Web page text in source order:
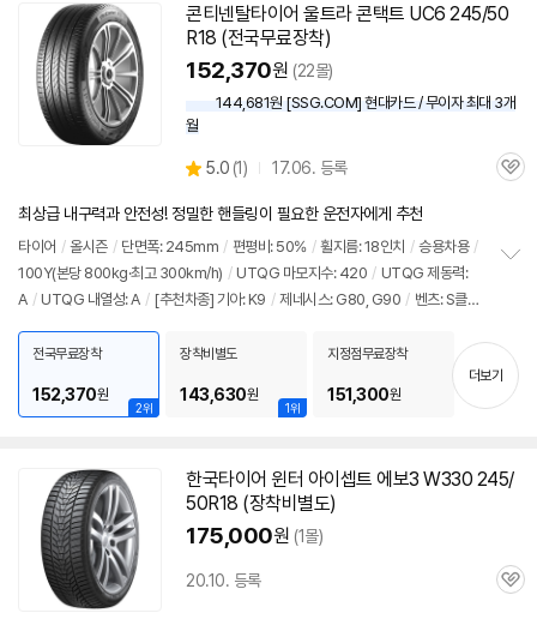
콘티넨탈타이어 울트라 콘택트 UC6 245/50
R18 (전국무료장착)
152,370원 (22몰)
144,681원 [SSG.COM] 현대카드 / 무이자 최대 3개
월
별
점
5.0 (상
리
뷰
1) 17.06. 등록
관
최상급 내구력과 안전성! 정밀한 핸들링이 필요한 운전자에게 추천
타이어 / 올시즌 / 단면폭: 245mm / 편평비: 50% / 휠지름: 18인치 / 승용차용 /
100Y(본당 800kg·최고 300km/h) / UTQG 마모지수: 420 / UTQG 제동력:
A / UTQG 내열성: A / [추천차종] 기아: K9 / 제네시스: G80, G90 / 벤츠: S클래
기
2위
전국무료장착
152,370원
1위
장착비별도
143,630원
지정점무료장착
151,300원
더보기
한국타이어 윈터 아이셉트 에보3 W330 245/
50R18 (장착비별도)
175,000원 (1몰)
20.10. 등록
관